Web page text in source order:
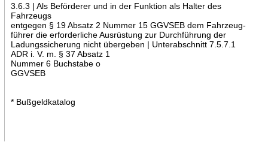
3.6.3 | Als Beförderer und in der Funktion als Halter des
Fahrzeugs
entgegen § 19 Absatz 2 Nummer 15 GGVSEB dem Fahrzeug-
führer die erforderliche Ausrüstung zur Durchführung der
Ladungssicherung nicht übergeben | Unterabschnitt 7.5.7.1
ADR i. V. m. § 37 Absatz 1
Nummer 6 Buchstabe o
GGVSEB
* Bußgeldkatalog